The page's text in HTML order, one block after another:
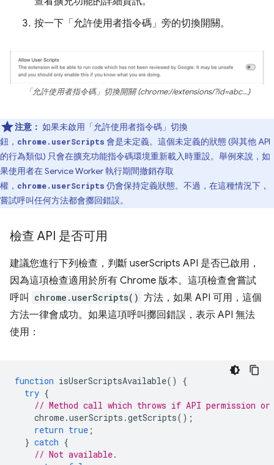
按一下「允許使用者指令碼」 旁的切換開關。
「允許使用者指令碼」切換開關 (chrome://extensions/?id=abc...)
注意： 如果未啟用「允許使用者指令碼」 切換
鈕， chrome.userScripts 會是未定義。這個未定義的狀態 (與其他 API
的行為類似) 只會在擴充功能指令碼環境重新載入時重設。舉例來說，如
果使用者在 Service Worker 執行期間撤銷存取
權， chrome.userScripts 仍會保持定義狀態。不過，在這種情況下，
嘗試呼叫任何方法都會擲回錯誤。
檢查 API 是否可用
建議您進行下列檢查，判斷 userScripts API 是否已啟用，
因為這項檢查適用於所有 Chrome 版本。這項檢查會嘗試
呼叫
chrome.userScripts() 方法，如果 API 可用，這個
方法一律會成功。如果這項呼叫擲回錯誤，表示 API 無法
使用：
function isUserScriptsAvailable()
{
try {
// Method call which throws if API permission
chrome.userScripts .getScripts();
return true ;
} catch {
// Not available.